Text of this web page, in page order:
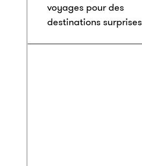
voyages pour des
destinations surprises